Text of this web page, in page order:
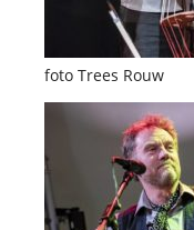
foto Trees Rouw